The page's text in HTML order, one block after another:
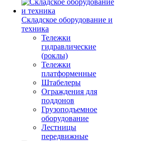
Складское оборудование и
техника
Тележки
гидравлические
(роклы)
Тележки
платформенные
Штабелеры
Ограждения для
поддонов
Грузоподъемное
оборудование
Лестницы
передвижные